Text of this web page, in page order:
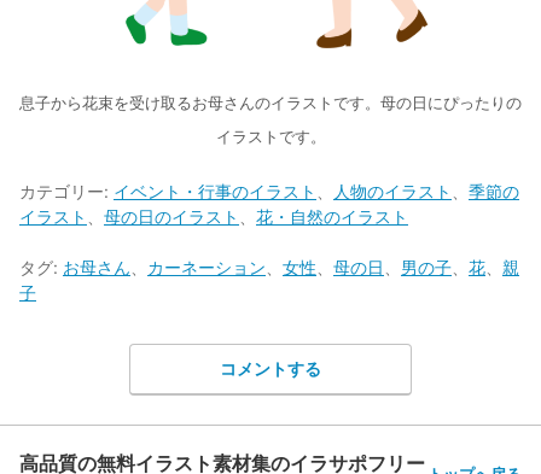
息子から花束を受け取るお母さんのイラストです。母の日にぴったりの
イラストです。
カテゴリー: イベント・行事のイラスト 人物のイラスト
季節の
イラスト
母の日のイラスト 花・自然のイラスト
タグ: お母さん カーネーション 女性 母の日 男の子 花
親
子
コメントする
高品質の無料イラスト素材集のイラサポフリー